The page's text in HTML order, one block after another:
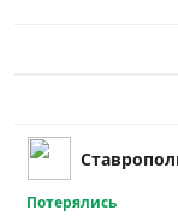
Потерялись